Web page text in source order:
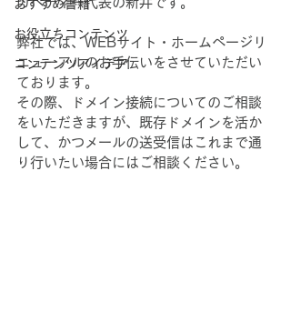
おすすめ書籍
お役立ちコンテンツ
コンテンツアイデア
弊社では、WEBサイト・ホームページリ
ニューアルのお手伝いをさせていただい
ております。
その際、ドメイン接続についてのご相談
をいただきますが、既存ドメインを活か
して、かつメールの送受信はこれまで通
り行いたい場合にはご相談ください。